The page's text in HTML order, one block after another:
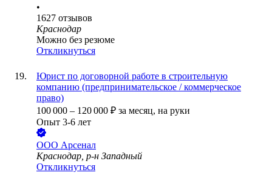
•
1627 отзывов
Краснодар
Можно без резюме
Откликнуться
​​​​​​Юрист по договорной работе в строительную
компанию (предпринимательское / коммерческое
право)
100 000 – 120 000 ₽ за месяц, на руки
Опыт 3-6 лет
ООО Арсенал
Краснодар, р-н Западный
Откликнуться